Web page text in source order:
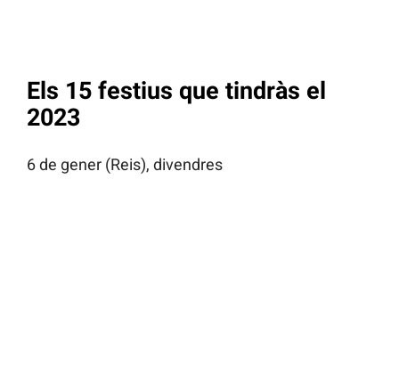
Els 15 festius que tindràs el
2023
6 de gener (Reis), divendres